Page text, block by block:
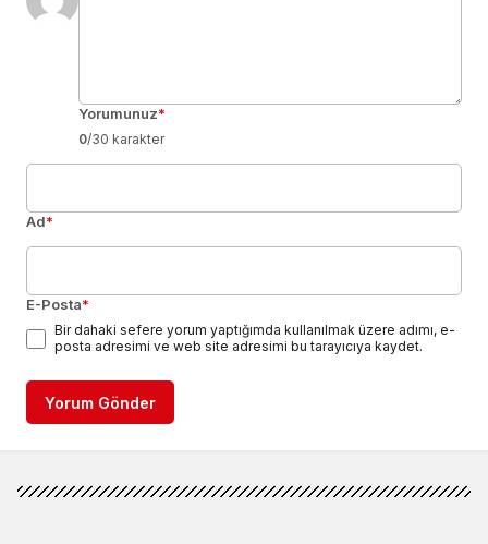
Yorumunuz*
0/30 karakter
Ad*
E-Posta*
Bir dahaki sefere yorum yaptığımda kullanılmak üzere adımı, e-
posta adresimi ve web site adresimi bu tarayıcıya kaydet.
Yorum Gönder